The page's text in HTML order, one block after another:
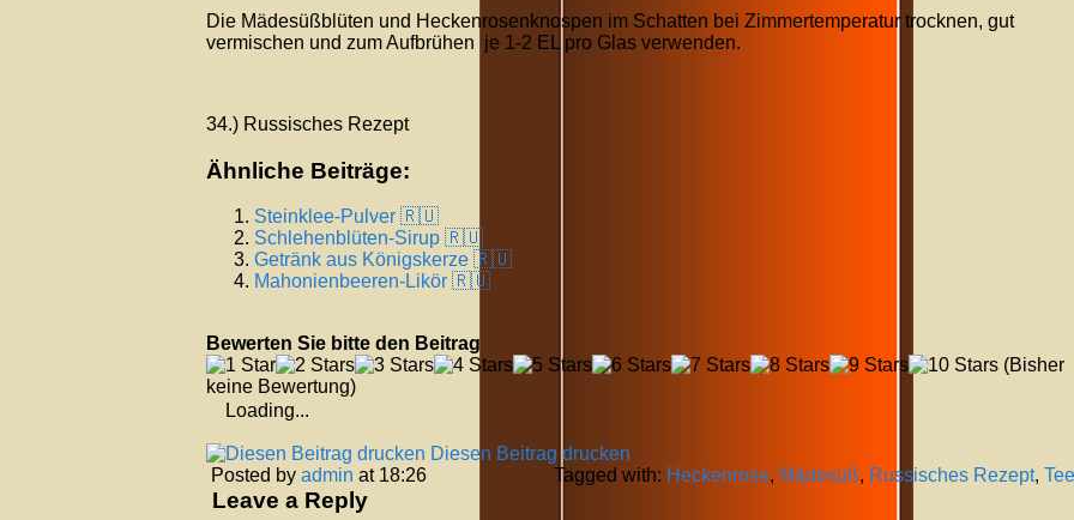
Die Mädesüßblüten und Heckenrosenknospen im Schatten bei Zimmertemperatur trocknen, gut
vermischen und zum Aufbrühen je 1-2 EL pro Glas verwenden.
34.) Russisches Rezept
Ähnliche Beiträge:
Steinklee-Pulver 🇷🇺
Schlehenblüten-Sirup 🇷🇺
Getränk aus Königskerze 🇷🇺
Mahonienbeeren-Likör 🇷🇺
Bewerten Sie bitte den Beitrag
(Bisher
keine Bewertung)
Loading...
Diesen Beitrag drucken
Posted by admin at 18:26 Tagged with: Heckenrose, Mädesüß, Russisches Rezept, Tee
Leave a Reply